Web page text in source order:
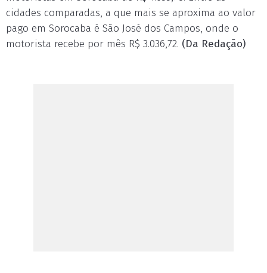
cidades comparadas, a que mais se aproxima ao valor
pago em Sorocaba é São José dos Campos, onde o
motorista recebe por mês R$ 3.036,72. (Da Redação)